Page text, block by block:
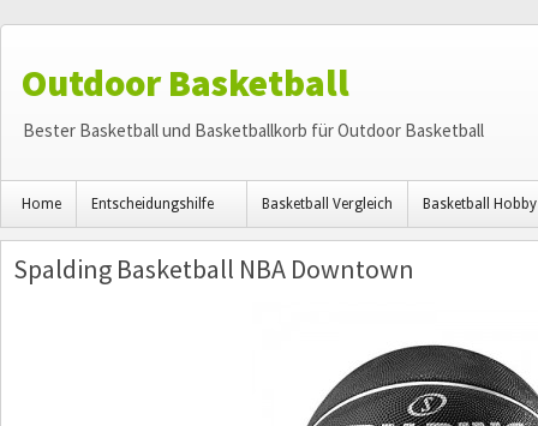
Outdoor Basketball
Bester Basketball und Basketballkorb für Outdoor Basketball
Home Entscheidungshilfe Basketball Vergleich Basketball Hobby
Spalding Basketball NBA Downtown